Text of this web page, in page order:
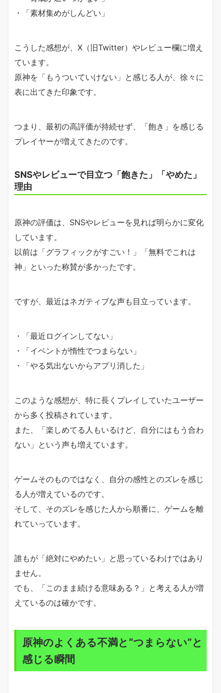
・「素材集めがしんどい」
こうした感想が、X（旧Twitter）やレビュー欄に増え
ています。
原神を「もうついていけない」と感じる人が、徐々に
表に出てきた印象です。
つまり、最初の高評価が持続せず、「飽き」を感じる
プレイヤーが増えてきたのです。
SNSやレビューで目立つ「飽きた」「やめた」
理由
原神の評価は、SNSやレビューを見れば明らかに変化
しています。
以前は「グラフィックがすごい！」「無料でこれは
神」といった称賛が多かったです。
ですが、最近はネガティブな声も目立っています。
・「最近ログインしてない」
・「イベントが惰性でつまらない」
・「やる気出ないからアプリ消した」
このような感想が、特に長くプレイしていたユーザー
から多く投稿されています。
また、「楽しめてる人もいるけど、自分にはもう合わ
ない」という声も増えています。
ゲームそのものではなく、自分の感性とのズレを感じ
る人が増えているのです。
そして、そのズレを感じた人から順番に、ゲームを離
れていっています。
誰もが「絶対にやめたい」と思っているわけではあり
ません。
でも、「このまま続ける意味ある？」と考える人が増
えているのは確かです。
原神のよくある不満と“つまらない”と
感じる瞬間